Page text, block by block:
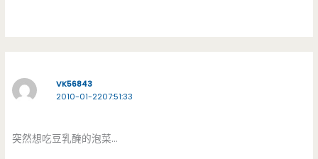
VK56843
2010-01-2207:51:33
突然想吃豆乳醃的泡菜…